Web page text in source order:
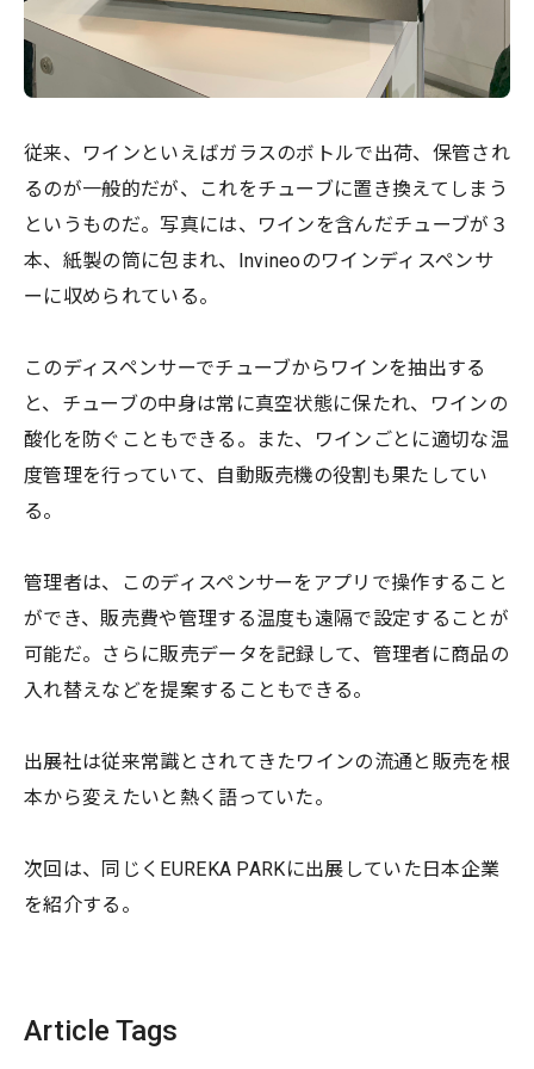
従来、ワインといえばガラスのボトルで出荷、保管され
るのが一般的だが、これをチューブに置き換えてしまう
というものだ。写真には、ワインを含んだチューブが３
本、紙製の筒に包まれ、Invineoのワインディスペンサ
ーに収められている。
このディスペンサーでチューブからワインを抽出する
と、チューブの中身は常に真空状態に保たれ、ワインの
酸化を防ぐこともできる。また、ワインごとに適切な温
度管理を行っていて、自動販売機の役割も果たしてい
る。
管理者は、このディスペンサーをアプリで操作すること
ができ、販売費や管理する温度も遠隔で設定することが
可能だ。さらに販売データを記録して、管理者に商品の
入れ替えなどを提案することもできる。
出展社は従来常識とされてきたワインの流通と販売を根
本から変えたいと熱く語っていた。
次回は、同じくEUREKA PARKに出展していた日本企業
を紹介する。
Article Tags